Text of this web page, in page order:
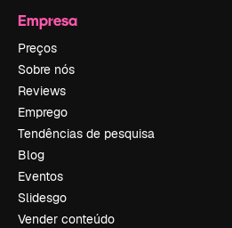
Empresa
Preços
Sobre nós
Reviews
Emprego
Tendências de pesquisa
Blog
Eventos
Slidesgo
Vender conteúdo